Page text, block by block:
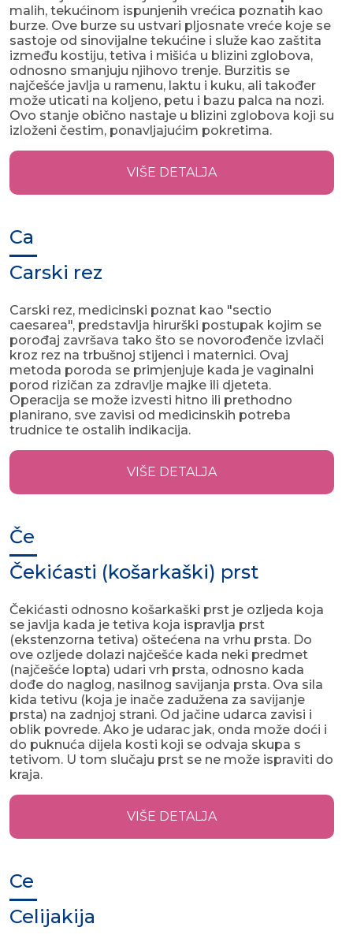
malih, tekućinom ispunjenih vrećica poznatih kao
burze. Ove burze su ustvari pljosnate vreće koje se
sastoje od sinovijalne tekućine i služe kao zaštita
između kostiju, tetiva i mišića u blizini zglobova,
odnosno smanjuju njihovo trenje. Burzitis se
najčešće javlja u ramenu, laktu i kuku, ali također
može uticati na koljeno, petu i bazu palca na nozi.
Ovo stanje obično nastaje u blizini zglobova koji su
izloženi čestim, ponavljajućim pokretima.
VIŠE DETALJA
Ca
Carski rez
Carski rez, medicinski poznat kao "sectio
caesarea", predstavlja hirurški postupak kojim se
porođaj završava tako što se novorođenče izvlači
kroz rez na trbušnoj stijenci i maternici. Ovaj
metoda poroda se primjenjuje kada je vaginalni
porod rizičan za zdravlje majke ili djeteta.
Operacija se može izvesti hitno ili prethodno
planirano, sve zavisi od medicinskih potreba
trudnice te ostalih indikacija.
VIŠE DETALJA
Če
Čekićasti (košarkaški) prst
Čekićasti odnosno košarkaški prst je ozljeda koja
se javlja kada je tetiva koja ispravlja prst
(ekstenzorna tetiva) oštećena na vrhu prsta. Do
ove ozljede dolazi najčešće kada neki predmet
(najčešće lopta) udari vrh prsta, odnosno kada
dođe do naglog, nasilnog savijanja prsta. Ova sila
kida tetivu (koja je inače zadužena za savijanje
prsta) na zadnjoj strani. Od jačine udarca zavisi i
oblik povrede. Ako je udarac jak, onda može doći i
do puknuća dijela kosti koji se odvaja skupa s
tetivom. U tom slučaju prst se ne može ispraviti do
kraja.
VIŠE DETALJA
Ce
Celijakija